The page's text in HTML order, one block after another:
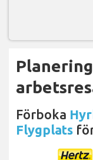
Förboka
Flygplats